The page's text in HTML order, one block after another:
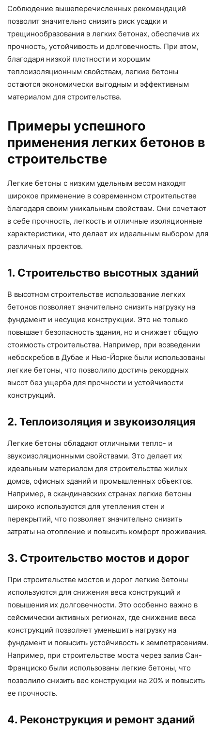
Соблюдение вышеперечисленных рекомендаций
позволит значительно снизить риск усадки и
трещинообразования в легких бетонах, обеспечив их
прочность, устойчивость и долговечность. При этом,
благодаря низкой плотности и хорошим
теплоизоляционным свойствам, легкие бетоны
остаются экономически выгодным и эффективным
материалом для строительства.
Примеры успешного
применения легких бетонов в
строительстве
Легкие бетоны с низким удельным весом находят
широкое применение в современном строительстве
благодаря своим уникальным свойствам. Они сочетают
в себе прочность, легкость и отличные изоляционные
характеристики, что делает их идеальным выбором для
различных проектов.
1. Строительство высотных зданий
В высотном строительстве использование легких
бетонов позволяет значительно снизить нагрузку на
фундамент и несущие конструкции. Это не только
повышает безопасность здания, но и снижает общую
стоимость строительства. Например, при возведении
небоскребов в Дубае и Нью-Йорке были использованы
легкие бетоны, что позволило достичь рекордных
высот без ущерба для прочности и устойчивости
конструкций.
2. Теплоизоляция и звукоизоляция
Легкие бетоны обладают отличными тепло- и
звукоизоляционными свойствами. Это делает их
идеальным материалом для строительства жилых
домов, офисных зданий и промышленных объектов.
Например, в скандинавских странах легкие бетоны
широко используются для утепления стен и
перекрытий, что позволяет значительно снизить
затраты на отопление и повысить комфорт проживания.
3. Строительство мостов и дорог
При строительстве мостов и дорог легкие бетоны
используются для снижения веса конструкций и
повышения их долговечности. Это особенно важно в
сейсмически активных регионах, где снижение веса
конструкций позволяет уменьшить нагрузку на
фундамент и повысить устойчивость к землетрясениям.
Например, при строительстве моста через залив Сан-
Франциско были использованы легкие бетоны, что
позволило снизить вес конструкции на 20% и повысить
ее прочность.
4. Реконструкция и ремонт зданий